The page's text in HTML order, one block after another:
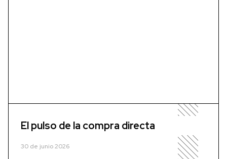
El pulso de la compra directa
30 de junio 2026